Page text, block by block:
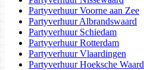
Partyverhuur Voorne aan Zee
Partyverhuur Albrandswaard
Partyverhuur Schiedam
Partyverhuur Rotterdam
Partyverhuur Vlaardingen
Partyverhuur Hoeksche Waard